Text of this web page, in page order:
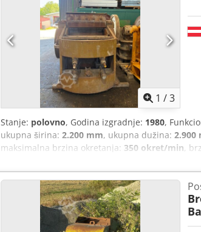
1 /3
Stanje: polovno, Godina izgradnje: 1980,
ukupna širina: 2.200 mm, ukupna dužina: 2.900
maksimalna brzina okretanja: 350 okret/min,